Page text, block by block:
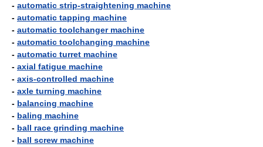
- automatic strip-straightening machine
- automatic tapping machine
- automatic toolchanger machine
- automatic toolchanging machine
- automatic turret machine
- axial fatigue machine
- axis-controlled machine
- axle turning machine
- balancing machine
- baling machine
- ball race grinding machine
- ball screw machine